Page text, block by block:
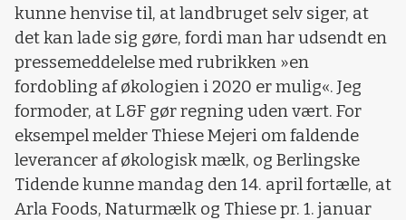
kunne henvise til, at landbruget selv siger, at
det kan lade sig gøre, fordi man har udsendt en
pressemeddelelse med rubrikken »en
fordobling af økologien i 2020 er mulig«. Jeg
formoder, at L&F gør regning uden vært. For
eksempel melder Thiese Mejeri om faldende
leverancer af økologisk mælk, og Berlingske
Tidende kunne mandag den 14. april fortælle, at
Arla Foods, Naturmælk og Thiese pr. 1. januar